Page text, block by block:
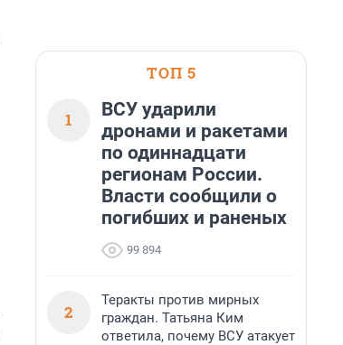
ТОП 5
1
ВСУ ударили
дронами и ракетами
по одиннадцати
регионам России.
Власти сообщили о
погибших и раненых
99 894
2
Теракты против мирных
граждан. Татьяна Ким
ответила, почему ВСУ атакует